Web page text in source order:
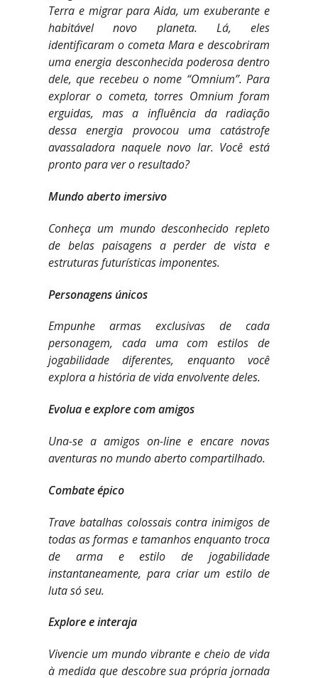
Terra e migrar para Aida, um exuberante e
habitável novo planeta. Lá, eles
identificaram o cometa Mara e descobriram
uma energia desconhecida poderosa dentro
dele, que recebeu o nome “Omnium”. Para
explorar o cometa, torres Omnium foram
erguidas, mas a influência da radiação
dessa energia provocou uma catástrofe
avassaladora naquele novo lar. Você está
pronto para ver o resultado?
Mundo aberto imersivo
Conheça um mundo desconhecido repleto
de belas paisagens a perder de vista e
estruturas futurísticas imponentes.
Personagens únicos
Empunhe armas exclusivas de cada
personagem, cada uma com estilos de
jogabilidade diferentes, enquanto você
explora a história de vida envolvente deles.
Evolua e explore com amigos
Una-se a amigos on-line e encare novas
aventuras no mundo aberto compartilhado.
Combate épico
Trave batalhas colossais contra inimigos de
todas as formas e tamanhos enquanto troca
de arma e estilo de jogabilidade
instantaneamente, para criar um estilo de
luta só seu.
Explore e interaja
Vivencie um mundo vibrante e cheio de vida
à medida que descobre sua própria jornada